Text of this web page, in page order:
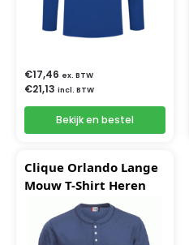
€17,46 ex. BTW
€21,13 incl. BTW
Bekijk en bestel
Clique Orlando Lange
Mouw T-Shirt Heren